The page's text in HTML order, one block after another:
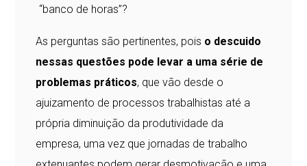
“banco de horas”?
As perguntas são pertinentes, pois o descuido
nessas questões pode levar a uma série de
problemas práticos, que vão desde o
ajuizamento de processos trabalhistas até a
própria diminuição da produtividade da
empresa, uma vez que jornadas de trabalho